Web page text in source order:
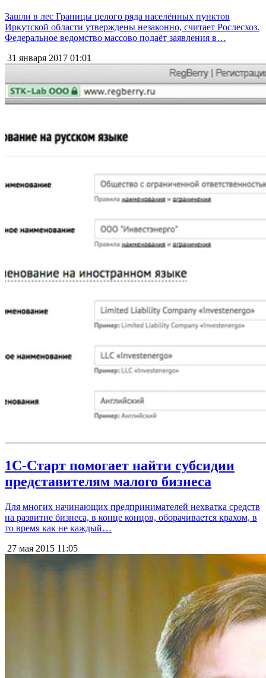
Зашли в лес Границы целого ряда населённых пунктов
Иркутской области утверждены незаконно, считает Рослесхоз.
Федеральное ведомство массово подаёт заявления в…
31 января 2017 01:01
1С-Старт помогает найти субсидии
представителям малого бизнеса
Для многих начинающих предпринимателей нехватка средств
на развитие бизнеса, в конце концов, оборачивается крахом, в
то время как не каждый…
27 мая 2015 11:05